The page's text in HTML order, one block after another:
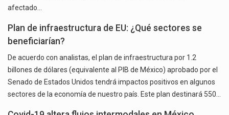
afectado…
Plan de infraestructura de EU: ¿Qué sectores se
beneficiarían?
De acuerdo con analistas, el plan de infraestructura por 1.2
billones de dólares (equivalente al PIB de México) aprobado por el
Senado de Estados Unidos tendrá impactos positivos en algunos
sectores de la economía de nuestro país. Este plan destinará 550…